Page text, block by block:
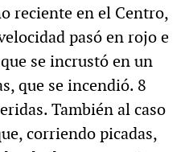
reciente en el Centro,
pasó en rojo e
se incrustó en un
que se incendió. 8
También al caso
corriendo picadas,